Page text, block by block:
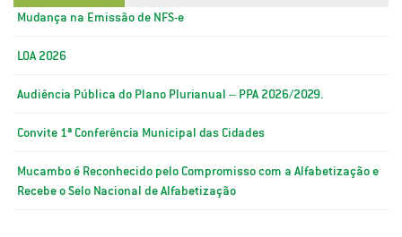
Mudança na Emissão de NFS-e
LOA 2026
Audiência Pública do Plano Plurianual – PPA 2026/2029.
Convite 1ª Conferência Municipal das Cidades
Mucambo é Reconhecido pelo Compromisso com a Alfabetização e
Recebe o Selo Nacional de Alfabetização